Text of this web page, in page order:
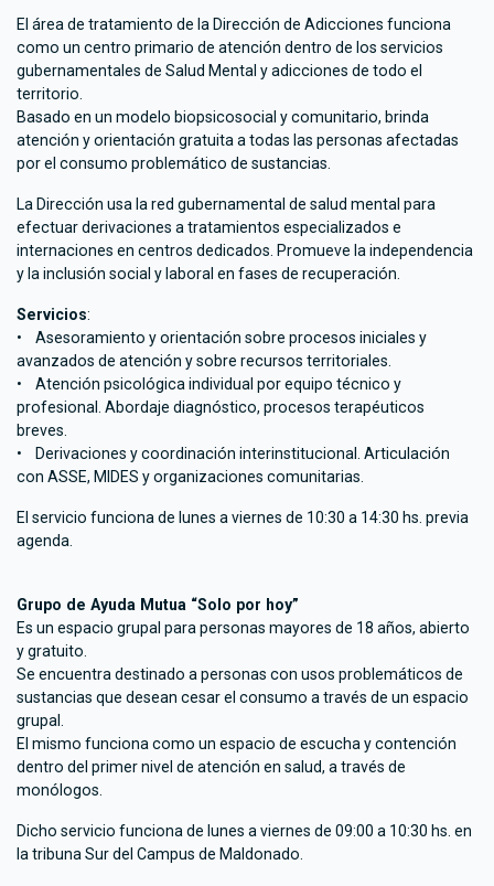
El área de tratamiento de la Dirección de Adicciones funciona
como un centro primario de atención dentro de los servicios
gubernamentales de Salud Mental y adicciones de todo el
territorio.
Basado en un modelo biopsicosocial y comunitario, brinda
atención y orientación gratuita a todas las personas afectadas
por el consumo problemático de sustancias.
La Dirección usa la red gubernamental de salud mental para
efectuar derivaciones a tratamientos especializados e
internaciones en centros dedicados. Promueve la independencia
y la inclusión social y laboral en fases de recuperación.
Servicios:
• Asesoramiento y orientación sobre procesos iniciales y
avanzados de atención y sobre recursos territoriales.
• Atención psicológica individual por equipo técnico y
profesional. Abordaje diagnóstico, procesos terapéuticos
breves.
• Derivaciones y coordinación interinstitucional. Articulación
con ASSE, MIDES y organizaciones comunitarias.
El servicio funciona de lunes a viernes de 10:30 a 14:30 hs. previa
agenda.
Grupo de Ayuda Mutua “Solo por hoy”
Es un espacio grupal para personas mayores de 18 años, abierto
y gratuito.
Se encuentra destinado a personas con usos problemáticos de
sustancias que desean cesar el consumo a través de un espacio
grupal.
El mismo funciona como un espacio de escucha y contención
dentro del primer nivel de atención en salud, a través de
monólogos.
Dicho servicio funciona de lunes a viernes de 09:00 a 10:30 hs. en
la tribuna Sur del Campus de Maldonado.